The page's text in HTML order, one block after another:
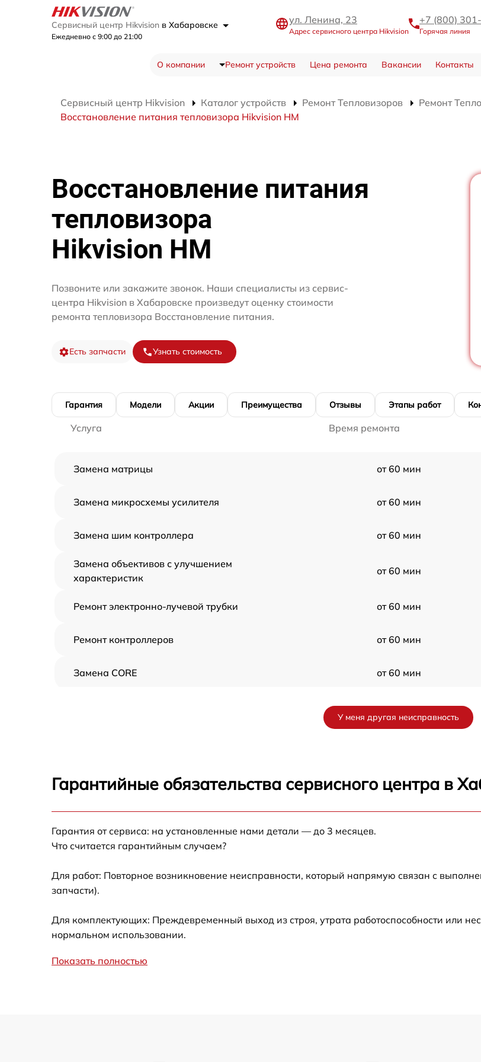
Сервисный центр Hikvision в Хабаровске
Ежедневно с 9:00 до 21:00
ул. Ленина, 23
Адрес сервисного центра Hikvision
+7 (800)
Горячая линия
О компании Ремонт устройств Цена ремонта Вакансии Контакты
Сервисный центр Hikvision Каталог устройств Ремонт Тепловизоров
Ремонт
Восстановление питания тепловизора Hikvision HM
Восстановление питания
тепловизора
Hikvision HM
Позвоните или закажите звонок. Наши специалисты из сервис-
центра Hikvision в Хабаровске произведут оценку стоимости
ремонта тепловизора Восстановление питания.
Есть запчасти Узнать стоимость
Гарантия Модели Акции Преимущества Отзывы Этапы работ
Услуга Время ремонта
Замена матрицы от 60 мин
Замена микросхемы усилителя от 60 мин
Замена шим контроллера от 60 мин
Замена объективов с улучшением
характеристик
от 60 мин
Ремонт электронно-лучевой трубки от 60 мин
Ремонт контроллеров от 60 мин
Замена CORE от 60 мин
от 60 мин
Ремонт встроенного дальнометра и
других устройств
Замена микросхемы логики от 60 мин
У меня другая неисправность
Гарантийные обязательства сервисного центра в
Гарантия от сервиса: на установленные нами детали — до 3 месяцев.
Что считается гарантийным случаем?
Для работ: Повторное возникновение неисправности, который напрямую связан с
запчасти).
Для комплектующих: Преждевременный выход из строя, утрата работоспособности или
нормальном использовании.
Показать полностью